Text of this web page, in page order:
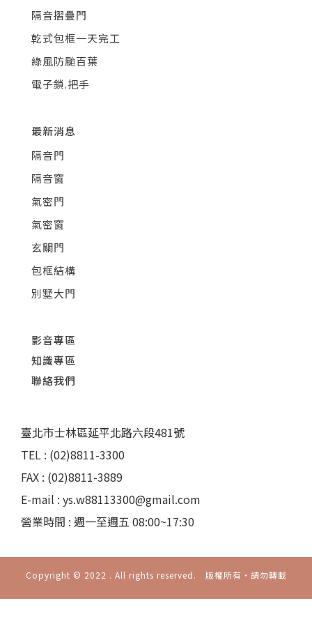
隔音摺疊門
乾式包框一天完工
綠風防颱百葉
電子鎖.把手
最新消息
隔音門
隔音窗
氣密門
氣密窗
玄關門
包框結構
別墅大門
影音專區
知識專區
聯絡我們
臺北市士林區延平北路六段481號
TEL : (02)8811-3300
FAX : (02)8811-3889
E-mail : ys.w88113300@gmail.com
營業時間 : 週一至週五 08:00~17:30
Copyright © 2022 . All rights reserved. 版權所有‧請勿轉載